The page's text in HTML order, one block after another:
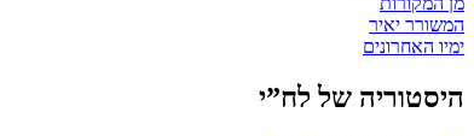
המשורר יאיר
ימיו האחרונים
היסטוריה של לח”י